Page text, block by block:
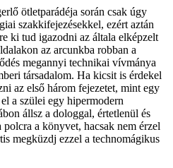
ötletparádéja során csak úgy
szakkifejezésekkel, ezért aztán
ki tud igazodni az általa elképzelt
az arcunkba robban a
megannyi technikai vívmánya
társadalom. Ha kicsit is érdekel
az első három fejezetet, mint egy
a szülei egy hipermodern
állsz a dologgal, értetlenül és
a könyvet, hacsak nem érzel
megküzdj ezzel a technomágikus